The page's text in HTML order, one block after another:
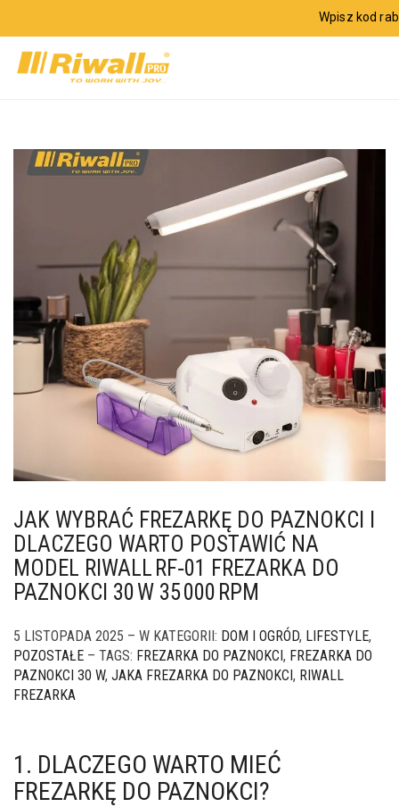
Wpisz kod
JAK WYBRAĆ FREZARKĘ DO PAZNOKCI I
DLACZEGO WARTO POSTAWIĆ NA
MODEL RIWALL RF‑01 FREZARKA DO
PAZNOKCI 30 W 35 000 RPM
5 LISTOPADA 2025 – W KATEGORII: DOM I OGRÓD, LIFESTYLE,
POZOSTAŁE – TAGS: FREZARKA DO PAZNOKCI, FREZARKA DO
PAZNOKCI 30 W, JAKA FREZARKA DO PAZNOKCI, RIWALL
FREZARKA
1. DLACZEGO WARTO MIEĆ
FREZARKĘ DO PAZNOKCI?